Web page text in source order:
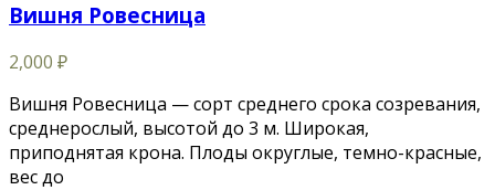
Вишня Ровесница
2,000 ₽
Вишня Ровесница — сорт среднего срока созревания,
среднерослый, высотой до 3 м. Широкая,
приподнятая крона. Плоды округлые, темно-красные,
вес до